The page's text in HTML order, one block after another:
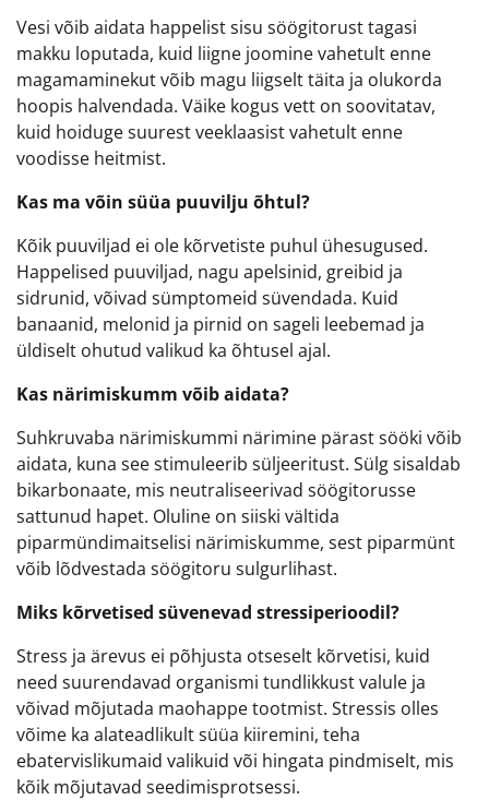
Vesi võib aidata happelist sisu söögitorust tagasi
makku loputada, kuid liigne joomine vahetult enne
magamaminekut võib magu liigselt täita ja olukorda
hoopis halvendada. Väike kogus vett on soovitatav,
kuid hoiduge suurest veeklaasist vahetult enne
voodisse heitmist.
Kas ma võin süüa puuvilju õhtul?
Kõik puuviljad ei ole kõrvetiste puhul ühesugused.
Happelised puuviljad, nagu apelsinid, greibid ja
sidrunid, võivad sümptomeid süvendada. Kuid
banaanid, melonid ja pirnid on sageli leebemad ja
üldiselt ohutud valikud ka õhtusel ajal.
Kas närimiskumm võib aidata?
Suhkruvaba närimiskummi närimine pärast sööki võib
aidata, kuna see stimuleerib süljeeritust. Sülg sisaldab
bikarbonaate, mis neutraliseerivad söögitorusse
sattunud hapet. Oluline on siiski vältida
piparmündimaitselisi närimiskumme, sest piparmünt
võib lõdvestada söögitoru sulgurlihast.
Miks kõrvetised süvenevad stressiperioodil?
Stress ja ärevus ei põhjusta otseselt kõrvetisi, kuid
need suurendavad organismi tundlikkust valule ja
võivad mõjutada maohappe tootmist. Stressis olles
võime ka alateadlikult süüa kiiremini, teha
ebatervislikumaid valikuid või hingata pindmiselt, mis
kõik mõjutavad seedimisprotsessi.